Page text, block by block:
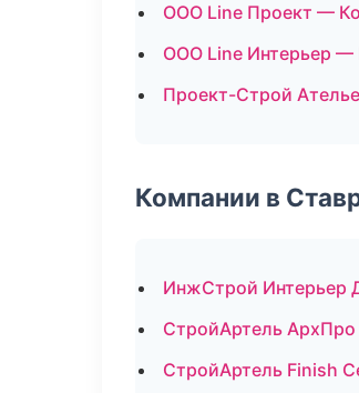
ООО Line Проект —
ООО Line Интерьер —
Проект-Строй
Компании в
ИнжСтрой Интерьер
СтройАртель
СтройАртель Finish